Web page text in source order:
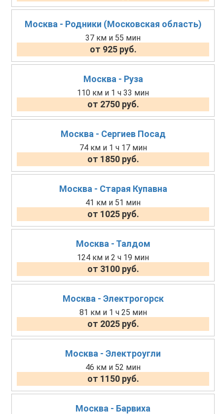
Москва - Родники (Московская область)
37 км и 55 мин
от 925 руб.
Москва - Руза
110 км и 1 ч 33 мин
от 2750 руб.
Москва - Сергиев Посад
74 км и 1 ч 17 мин
от 1850 руб.
Москва - Старая Купавна
41 км и 51 мин
от 1025 руб.
Москва - Талдом
124 км и 2 ч 19 мин
от 3100 руб.
Москва - Электрогорск
81 км и 1 ч 25 мин
от 2025 руб.
Москва - Электроугли
46 км и 52 мин
от 1150 руб.
Москва - Барвиха